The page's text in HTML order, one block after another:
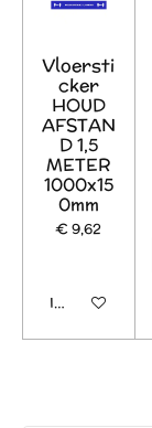
Vloersti
cker
HOUD
AFSTAN
D 1,5
METER
1000x15
0mm
€ 9,62
In winkelwagen